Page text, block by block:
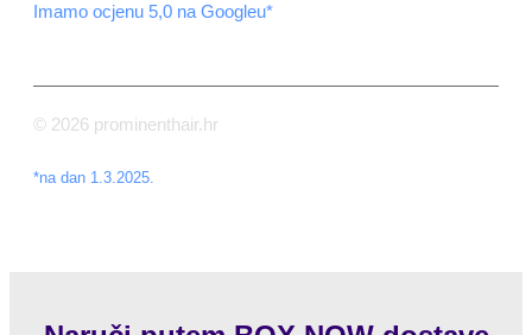
Imamo ocjenu 5,0 na Googleu*
© 2026 prominenthair.hr
*na dan 1.3.2025.